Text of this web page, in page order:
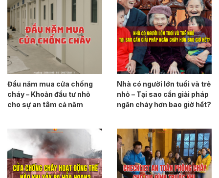
Đầu năm mua cửa chống
cháy – Khoản đầu tư nhỏ
cho sự an tâm cả năm
Nhà có người lớn tuổi và trẻ
nhỏ – Tại sao cần giải pháp
ngăn cháy hơn bao giờ hết?